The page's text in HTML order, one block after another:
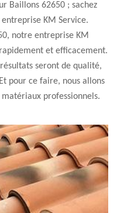
Baillons 62650 ; sachez
KM Service.
notre entreprise KM
et efficacement.
seront de qualité,
pour ce faire, nous allons
professionnels.